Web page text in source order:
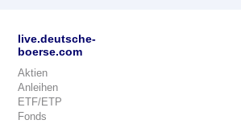
live.deutsche-
boerse.com
Aktien
Anleihen
ETF/ETP
Fonds